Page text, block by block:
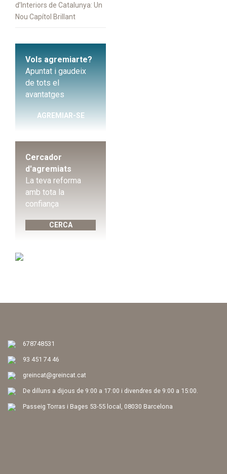
d’Interiors de Catalunya: Un
Nou Capítol Brillant
Vols agremiarte?
Apuntat i gaudeix
de tots el
avantatges
AGREMIAR-SE
Cercador
d'agremiats
La teva reforma
amb tota la
confiança
CERCA
678748531
93 451 74 46
greincat@greincat.cat
De dilluns a dijous de 9:00 a 17:00 i divendres de 9:00 a 15:00.
Passeig Torras i Bages 53-55 local, 08030 Barcelona